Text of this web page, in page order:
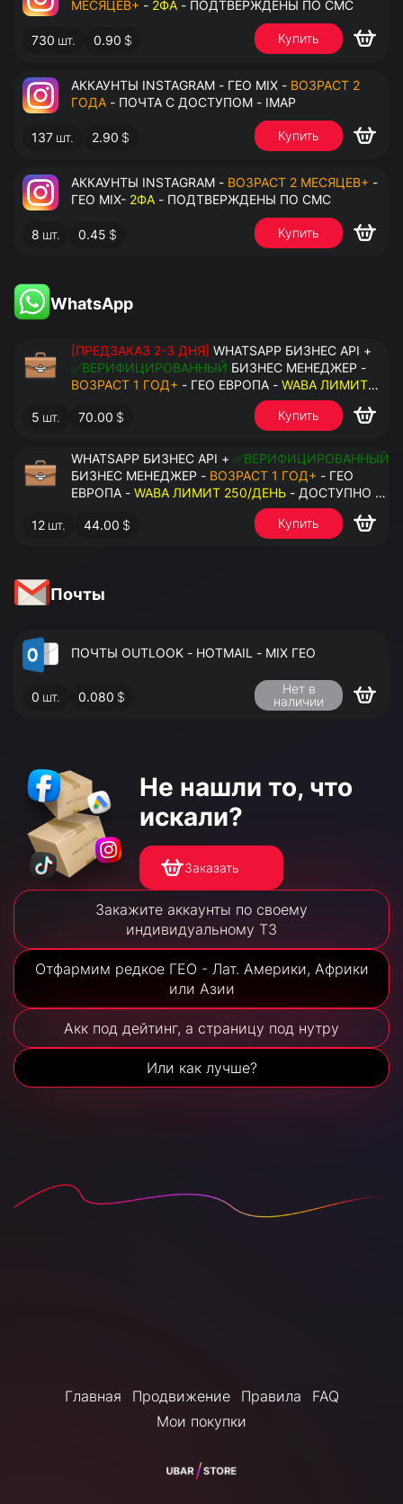
МЕСЯЦЕВ+ - 2ФА - ПОДТВЕРЖДЕНЫ ПО СМС
730 шт. 0.90 $ Купить
АККАУНТЫ INSTAGRAM - ГЕО MIX - ВОЗРАСТ 2
ГОДА - ПОЧТА С ДОСТУПОМ - IMAP
137 шт. 2.90 $ Купить
АККАУНТЫ INSTAGRAM - ВОЗРАСТ 2 МЕСЯЦЕВ+ -
ГЕО MIX- 2ФА - ПОДТВЕРЖДЕНЫ ПО СМС
8 шт. 0.45 $ Купить
WhatsApp
[ПРЕДЗАКАЗ 2-3 ДНЯ] WHATSAPP БИЗНЕС API +
✅ВЕРИФИЦИРОВАННЫЙ БИЗНЕС МЕНЕДЖЕР -
ВОЗРАСТ 1 ГОД+ - ГЕО ЕВРОПА - WABA ЛИМИТ
- ДОСТУПНО К ПРИВЯЗКЕ ДО 20
НОМЕРОВ - ПРАВА АДМИНИСТРАТОРА
5 шт. 70.00 $ Купить
WHATSAPP БИЗНЕС API + ✅ВЕРИФИЦИРОВАННЫЙ
БИЗНЕС МЕНЕДЖЕР - ВОЗРАСТ 1 ГОД+ - ГЕО
ЕВРОПА - WABA ЛИМИТ 250/ДЕНЬ - ДОСТУПНО К
ПРИВЯЗКЕ ДО 2 НОМЕРОВ - ПРАВА
АДМИНИСТРАТОРА
12 шт. 44.00 $ Купить
Почты
ПОЧТЫ OUTLOOK - HOTMAIL - MIX ГЕО
0 шт. 0.080 $
Нет в
наличии
Не нашли то, что
искали?
Заказать
Закажите аккаунты по своему
индивидуальному ТЗ
Отфармим редкое ГЕО - Лат. Америки, Африки
или Азии
Акк под дейтинг, а страницу под нутру
Или как лучше?
Главная Продвижение Правила
FAQ
Мои покупки